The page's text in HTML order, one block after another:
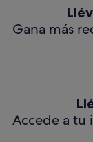
Gana más
Accede a tu